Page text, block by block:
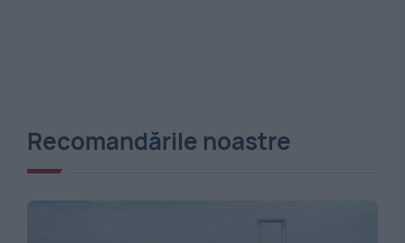
Recomandările noastre